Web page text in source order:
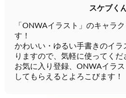
スケブく
「ONWAイラスト」のキャラ
す！
かわいい・ゆるい手書きのイラ
りますので、気軽に使ってくだ
お気に入り登録、ONWAイラ
してもらえるとよろこびます！